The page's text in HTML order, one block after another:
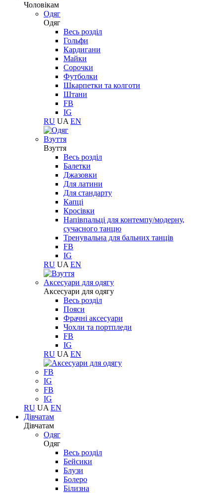
Чоловікам
Одяг
Одяг
Весь розділ
Гольфи
Кардигани
Майки
Сорочки
Футболки
Шкарпетки та колготи
Штани
FB
IG
RU UA EN
Взуття
Взуття
Весь розділ
Балетки
Джазовки
Для латини
Для стандарту
Капці
Кросівки
Напівпальці для контемпу/модерну,
сучасного танцю
Тренувальна для бальних танців
FB
IG
RU UA EN
Aксесуари для одягу
Aксесуари для одягу
Весь розділ
Пояси
Фрачні аксесуари
Чохли та портпледи
FB
IG
RU UA EN
FB
IG
FB
IG
RU UA EN
Дівчатам
Дівчатам
Одяг
Одяг
Весь розділ
Бейсики
Блузи
Болеро
Білизна